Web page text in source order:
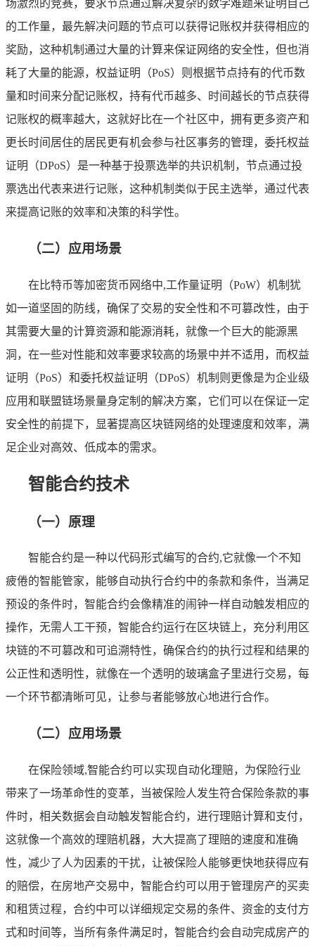
场激烈的竞赛，要求节点通过解决复杂的数学难题来证明自己
的工作量，最先解决问题的节点可以获得记账权并获得相应的
奖励，这种机制通过大量的计算来保证网络的安全性，但也消
耗了大量的能源，权益证明（PoS）则根据节点持有的代币数
量和时间来分配记账权，持有代币越多、时间越长的节点获得
记账权的概率越大，这就好比在一个社区中，拥有更多资产和
更长时间居住的居民更有机会参与社区事务的管理，委托权益
证明（DPoS）是一种基于投票选举的共识机制，节点通过投
票选出代表来进行记账，这种机制类似于民主选举，通过代表
来提高记账的效率和决策的科学性。
（二）应用场景
在比特币等加密货币网络中,工作量证明（PoW）机制犹
如一道坚固的防线，确保了交易的安全性和不可篡改性，由于
其需要大量的计算资源和能源消耗，就像一个巨大的能源黑
洞，在一些对性能和效率要求较高的场景中并不适用，而权益
证明（PoS）和委托权益证明（DPoS）机制则更像是为企业级
应用和联盟链场景量身定制的解决方案，它们可以在保证一定
安全性的前提下，显著提高区块链网络的处理速度和效率，满
足企业对高效、低成本的需求。
智能合约技术
（一）原理
智能合约是一种以代码形式编写的合约,它就像一个不知
疲倦的智能管家，能够自动执行合约中的条款和条件，当满足
预设的条件时，智能合约会像精准的闹钟一样自动触发相应的
操作，无需人工干预，智能合约运行在区块链上，充分利用区
块链的不可篡改和可追溯特性，确保合约的执行过程和结果的
公正性和透明性，就像在一个透明的玻璃盒子里进行交易，每
一个环节都清晰可见，让参与者能够放心地进行合作。
（二）应用场景
在保险领域,智能合约可以实现自动化理赔，为保险行业
带来了一场革命性的变革，当被保险人发生符合保险条款的事
件时，相关数据会自动触发智能合约，进行理赔计算和支付，
这就像一个高效的理赔机器，大大提高了理赔的速度和准确
性，减少了人为因素的干扰，让被保险人能够更快地获得应有
的赔偿，在房地产交易中，智能合约可以用于管理房产的买卖
和租赁过程，合约中可以详细规定交易的条件、资金的支付方
式和时间等，当所有条件满足时，智能合约会自动完成房产的